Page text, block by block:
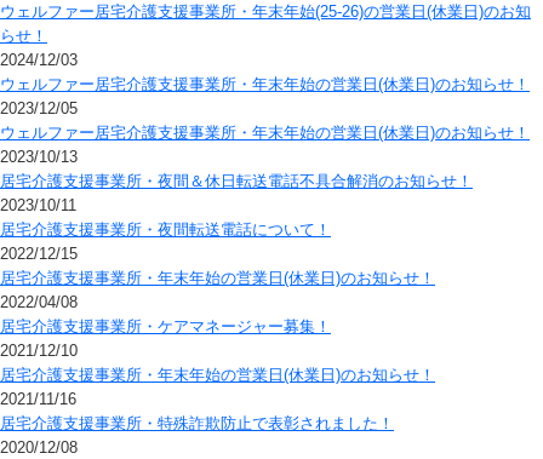
ウェルファー居宅介護支援事業所・年末年始(25-26)の営業日(休業日)のお知
らせ！
2024/12/03
ウェルファー居宅介護支援事業所・年末年始の営業日(休業日)のお知らせ！
2023/12/05
ウェルファー居宅介護支援事業所・年末年始の営業日(休業日)のお知らせ！
2023/10/13
居宅介護支援事業所・夜間＆休日転送電話不具合解消のお知らせ！
2023/10/11
居宅介護支援事業所・夜間転送電話について！
2022/12/15
居宅介護支援事業所・年末年始の営業日(休業日)のお知らせ！
2022/04/08
居宅介護支援事業所・ケアマネージャー募集！
2021/12/10
居宅介護支援事業所・年末年始の営業日(休業日)のお知らせ！
2021/11/16
居宅介護支援事業所・特殊詐欺防止で表彰されました！
2020/12/08